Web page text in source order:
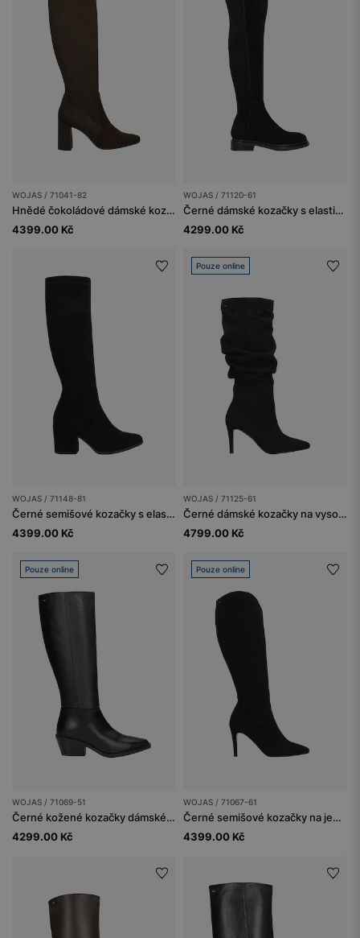
WOJAS / 71041-82
Hnědé čokoládové dámské kozačky na podpatku
4399.00 Kč
WOJAS / 71120-61
Černé dámské kozačky s elastickým svrškem
4299.00 Kč
WOJAS / 71148-81
Černé semišové kozačky s elastickým svrškem
4399.00 Kč
Pouze online
WOJAS / 71125-61
Černé dámské kozačky na vysokém podpatku se svraštělou holenní částí
4799.00 Kč
Pouze online
WOJAS / 71069-51
Černé kožené kozačky dámské na širokém podpatku
4299.00 Kč
Pouze online
WOJAS / 71067-61
Černé semišové kozačky na jehlovém podpatku
4399.00 Kč